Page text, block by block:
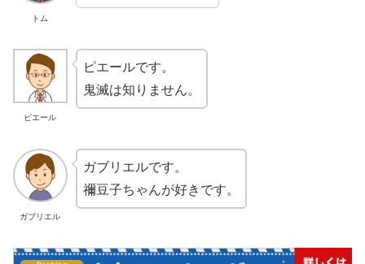
トム
ピエール
ピエールです。
鬼滅は知りません。
ガブリエル
ガブリエルです。
禰豆子ちゃんが好きです。